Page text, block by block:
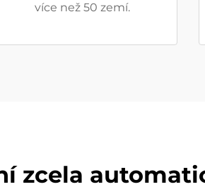
více než 50 zemí.
zcela